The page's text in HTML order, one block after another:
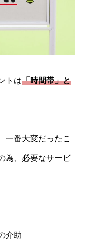
トは「時間帯」と
一番大変だったこ
為、必要なサービ
介助